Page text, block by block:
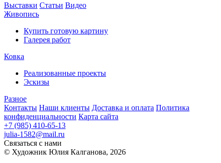
Выставки Статьи Видео
Живопись
Купить готовую картину
Галерея работ
Ковка
Реализованные проекты
Эскизы
Разное
Контакты Наши клиенты Доставка и оплата Политика
конфиденциальности Карта сайта
+7 (985) 410-65-13
julia-1582@mail.ru
Связаться с нами
© Художник Юлия Калганова, 2026